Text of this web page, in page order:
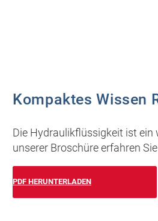
Kompaktes Wissen
Die Hydraulikflüssigkeit ist
unserer Broschüre erfahren
PDF HERUNTERLADEN